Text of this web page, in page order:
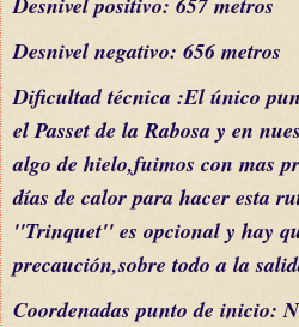
Desnivel negativo: 656 metros
Dificultadtécnica :El único p
el Passet de la Rabosa y en
algo de hielo,fuimos con mas
días de calorpara hacer esta
''Trinquet'' es opcional y hay
precaución,sobre todo a la
Coordenadas punto de inicio: